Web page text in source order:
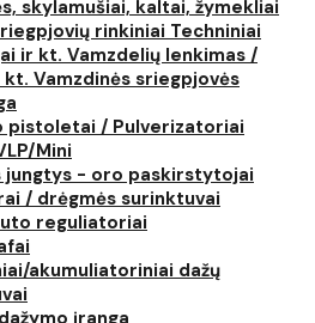
skylamušiai, kaltai, žymekliai
rinkiniai Techniniai
ir kt. Vamzdelių lenkimas /
kt. Vamzdinės sriegpjovės
pistoletai / Pulverizatoriai
Mini
jungtys - oro paskirstytojai
/ drėgmės surinktuvai
reguliatoriai
akumuliatoriniai dažų
įranga